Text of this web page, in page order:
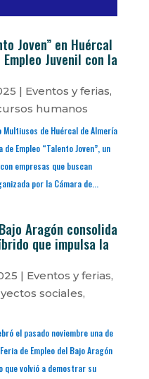
Joven” en Huércal
Juvenil con la
| Eventos y ferias,
humanos
de Huércal de Almería
Empleo “Talento Joven”, un
empresas que buscan
por la Cámara de...
Aragón consolida
que impulsa la
| Eventos y ferias,
sociales,
el pasado noviembre una de
de Empleo del Bajo Aragón
que volvió a demostrar su